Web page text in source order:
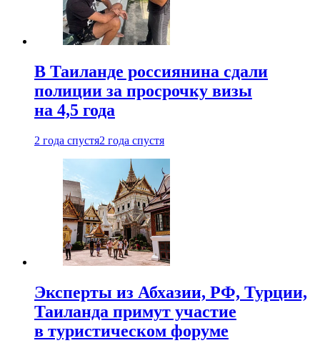
В Таиланде россиянина сдали
полиции за просрочку визы
на 4,5 года
2 года спустя2 года спустя
Эксперты из Абхазии, РФ, Турции,
Таиланда примут участие
в туристическом форуме